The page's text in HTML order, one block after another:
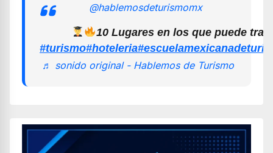
@hablemosdeturismomx
10 Lugares en los que puede
#turismo#hoteleria
♬ sonido original - Hablemos de Turismo